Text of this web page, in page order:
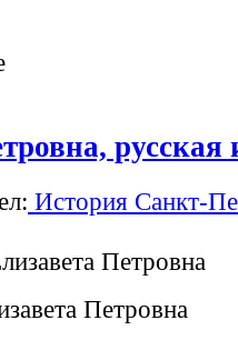
русская
История Санкт-
Петровна